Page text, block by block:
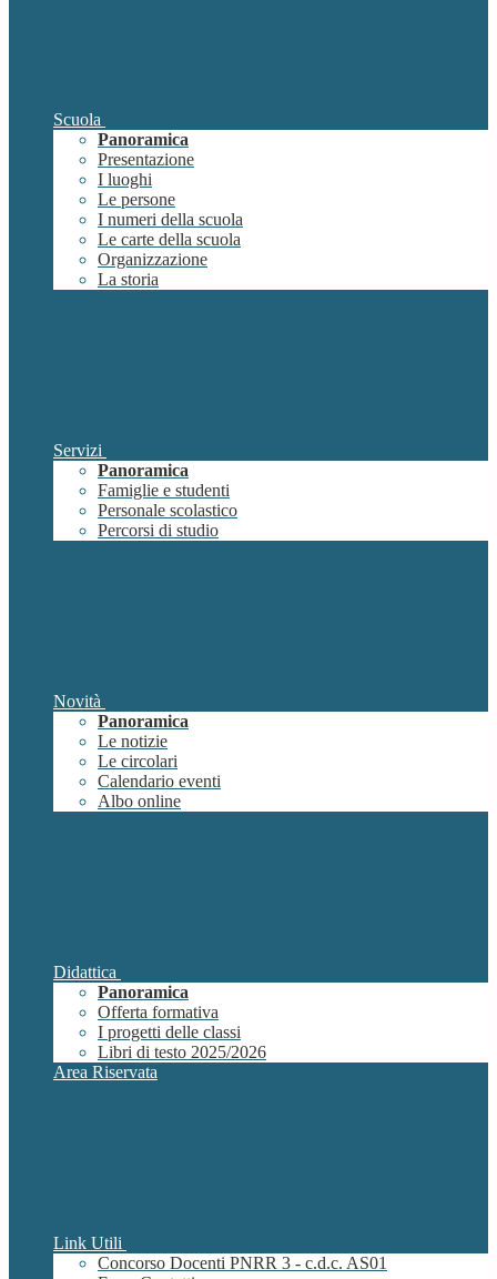
Scuola
Panoramica
Presentazione
I luoghi
Le persone
I numeri della scuola
Le carte della scuola
Organizzazione
La storia
Servizi
Panoramica
Famiglie e studenti
Personale scolastico
Percorsi di studio
Novità
Panoramica
Le notizie
Le circolari
Calendario eventi
Albo online
Didattica
Panoramica
Offerta formativa
I progetti delle classi
Libri di testo 2025/2026
Area Riservata
Link Utili
Concorso Docenti PNRR 3 - c.d.c. AS01